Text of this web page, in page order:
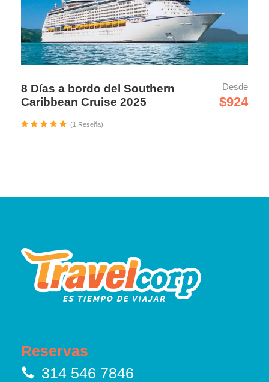
8 Días a bordo del Southern
Caribbean Cruise 2025
Desde
$924
(1 Reseña)
Reservas
314 546 7846